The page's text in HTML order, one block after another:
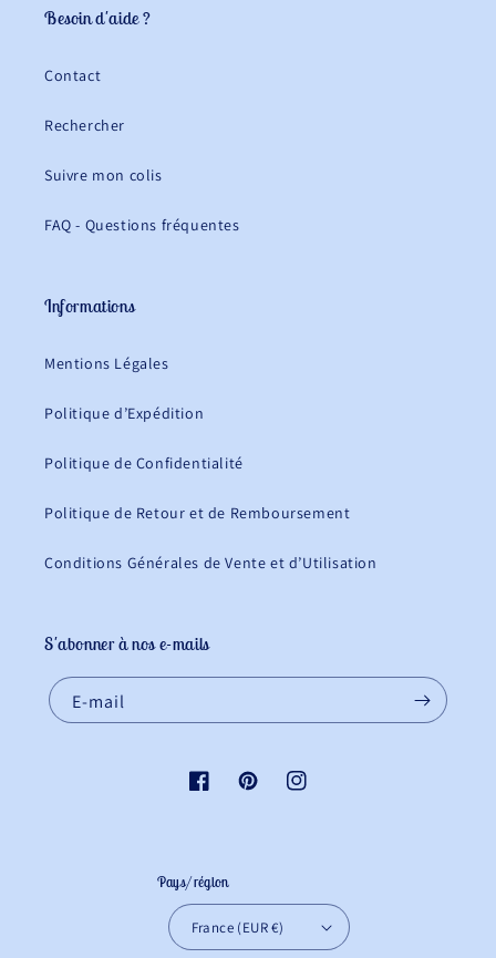
Besoin d'aide ?
Contact
Rechercher
Suivre mon colis
FAQ - Questions fréquentes
Informations
Mentions Légales
Politique d’Expédition
Politique de Confidentialité
Politique de Retour et de Remboursement
Conditions Générales de Vente et d’Utilisation
S'abonner à nos e-mails
E-mail
FacebookPinterestInstagram
Pays/région
France (EUR €)